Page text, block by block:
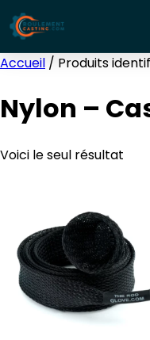
Accueil / Produits
Nylon –
Voici le seul résultat